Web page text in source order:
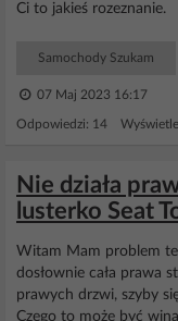
Ci to jakieś rozeznanie.
Samochody Szukam
07 Maj 2023 16:17
Odpowiedzi: 14
Nie działa
lusterko Seat
Witam Mam problem
dosłownie cała prawa
prawych drzwi, szyby
Czego to może być